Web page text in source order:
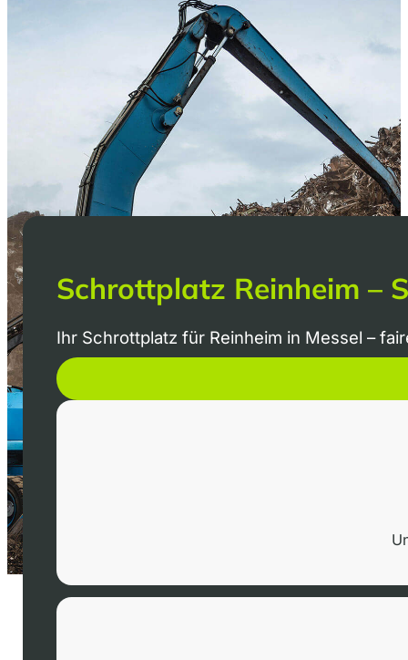
Schrottplatz Reinheim –
Ihr Schrottplatz für Reinheim in Messel –